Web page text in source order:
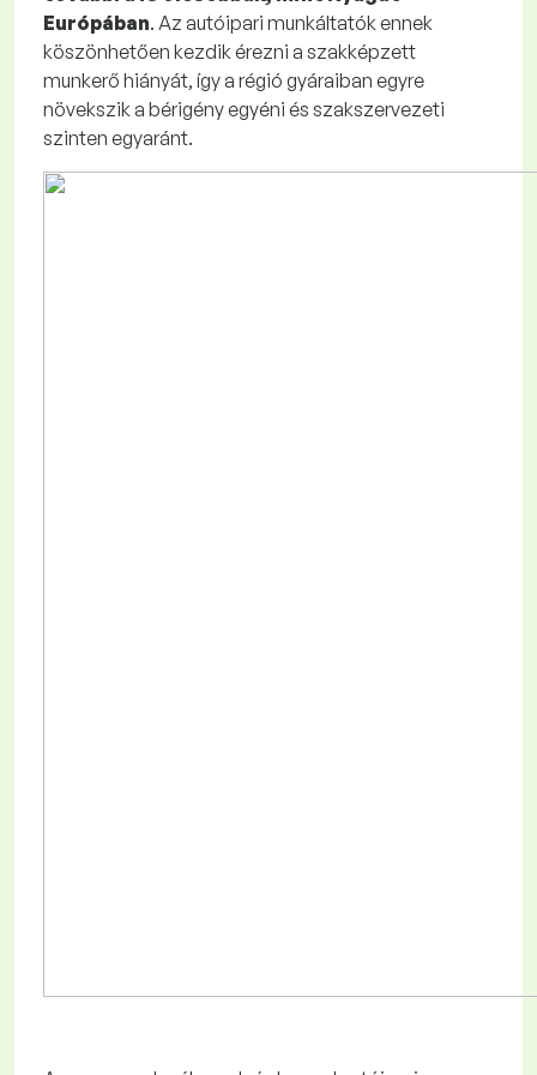
Európában. Az autóipari munkáltatók ennek
köszönhetően kezdik érezni a szakképzett
munkerő hiányát, így a régió gyáraiban egyre
növekszik a bérigény egyéni és szakszervezeti
szinten egyaránt.